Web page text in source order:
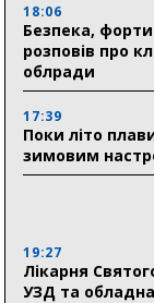
18:06
Безпека,
розповів про
облради
17:39
Поки літо
зимовим
19:27
Лікарня
УЗД та